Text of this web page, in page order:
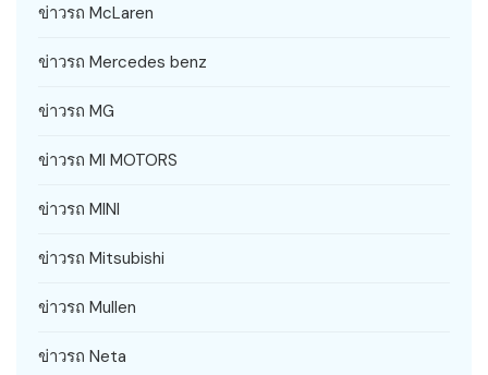
ข่าวรถ McLaren
ข่าวรถ Mercedes benz
ข่าวรถ MG
ข่าวรถ MI MOTORS
ข่าวรถ MINI
ข่าวรถ Mitsubishi
ข่าวรถ Mullen
ข่าวรถ Neta